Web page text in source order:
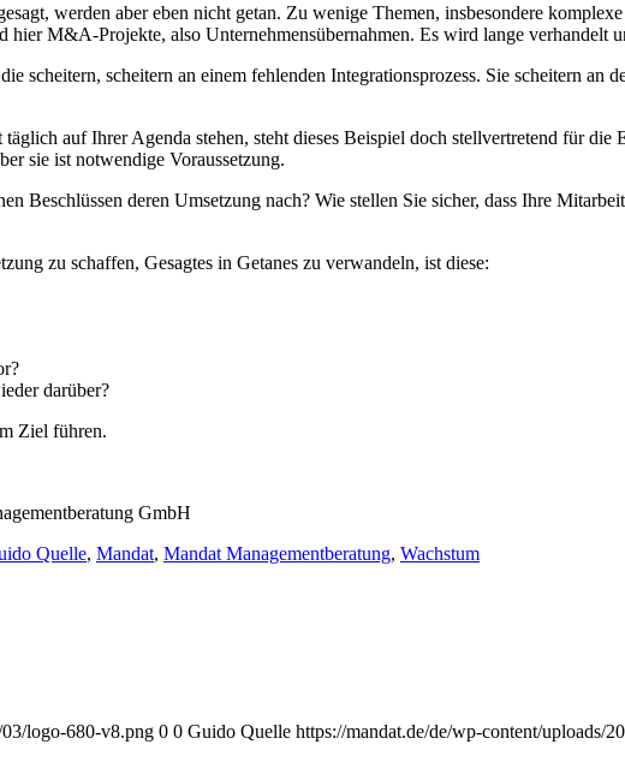
werden aber eben nicht getan. Zu wenige Themen, insbesondere
hier M&A-Projekte, also Unternehmensübernahmen. Es wird lange verhandelt
scheitern, scheitern an einem fehlenden Integrationsprozess. Sie scheitern an
auf Ihrer Agenda stehen, steht dieses Beispiel doch stellvertretend für
sie ist notwendige Voraussetzung.
Beschlüssen deren Umsetzung nach? Wie stellen Sie sicher, dass Ihre
zu schaffen, Gesagtes in Getanes zu verwandeln, ist diese:
darüber?
Ziel führen.
GmbH
Quelle, Mandat, Mandat Managementberatung, Wachstum
logo-680-v8.png 0 0 Guido Quelle https://mandat.de/de/wp-content/uploads/